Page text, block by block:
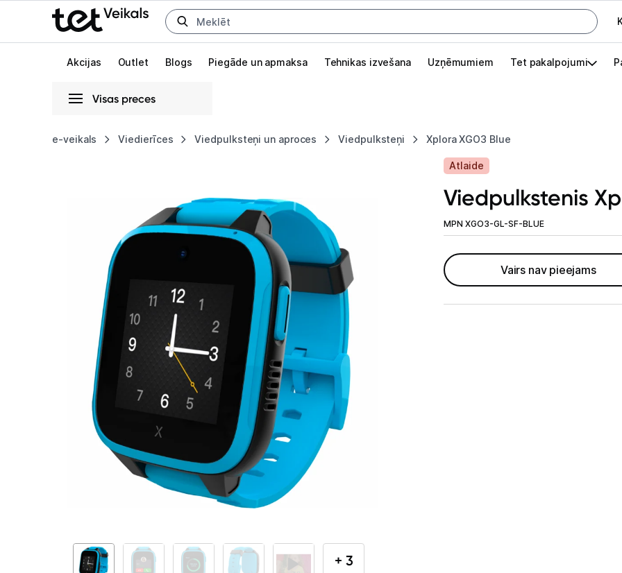
Uz kategorijam Uz galveno saturu
Akcijas Outlet Blogs Piegāde un apmaksa Tehnikas izvešana Uzņēmumiem Tet pakalpojumi
Visas preces
e-veikals Viedierīces Viedpulksteņi un aproces Viedpulksteņi Xplora XGO3 Blue
Pieslēgties
Izklaide un atpūta
Globāls iestatījums animāciju aktivizēšanai vai deaktivizēšanai visā lapā.
+ 3
Atlaide
Viedpulkstenis
MPN XGO3-GL-SF-BLUE
Vairs nav pieejams